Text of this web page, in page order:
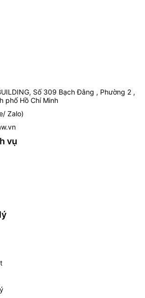
Số 309 Bạch Đằng , Phường 2 ,
phố Hồ Chí Minh
Zalo)
vụ